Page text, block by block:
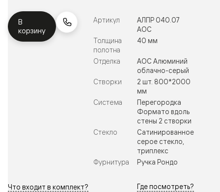
В
корзину
Артикул
АЛПР 040.07
АОС
Толщина
полотна
40 мм
Отделка
АОС Алюминий
облачно-серый
Створки
2 шт. 800*2000
мм
Система
Перегородка
Формато вдоль
стены 2 створки
Стекло
Сатинированное
серое стекло,
триплекс
Фурнитура
Ручка Рондо
Что входит в комплект? Где посмотреть?